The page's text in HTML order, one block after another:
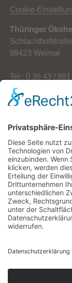
Cookie-
Thüringer
99423 Weimar
Tel.: 0 36 43 /
Fax: 0 36 43 / 881
E-Mail:
Maria Streitferdt
Suche
nach: